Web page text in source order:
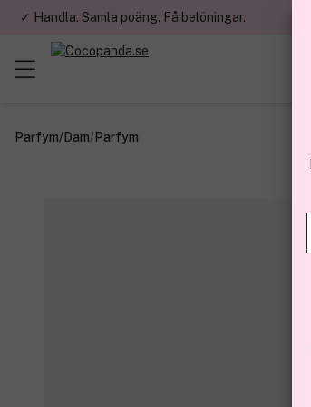
✓ Handla. Samla poäng. Få belöningar.
Parfym/Dam/Parfym